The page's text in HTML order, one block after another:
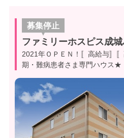
募集停止
ファミリーホスピス成
2021年ＯＰＥＮ！〚高給与〛
期・難病患者さま専門ハウス★